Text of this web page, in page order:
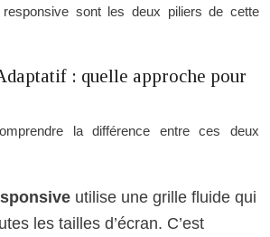
sont les deux piliers de cette
: quelle approche pour
la différence entre ces deux
utilise une grille fluide qui
les tailles d’écran. C’est